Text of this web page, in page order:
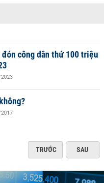
công dân thứ 100 triệu
TRƯỚC SAU